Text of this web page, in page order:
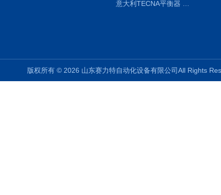
版权所有 © 2026 山东赛力特自动化设备有限公司All Rights